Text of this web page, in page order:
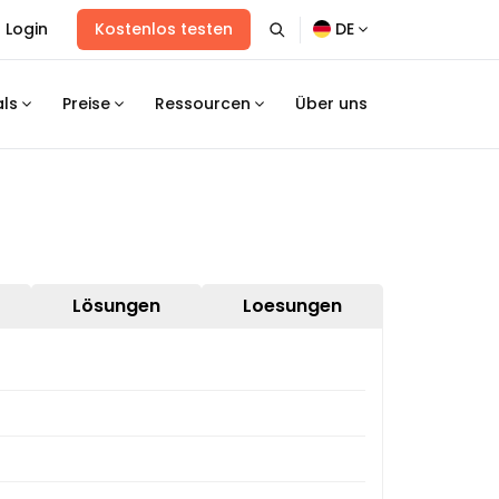
Login Kostenlos testen DE
Preise Ressourcen Über uns
Lösungen Loesungen